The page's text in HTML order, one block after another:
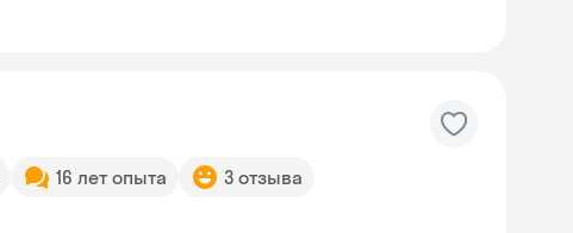
16 лет опыта 3 отзыва